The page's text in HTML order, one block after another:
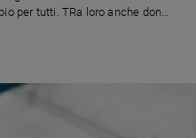
per tutti. TRa loro anche don